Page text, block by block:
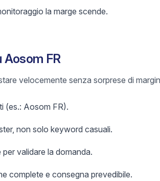
la marge scende.
FR
velocemente senza sorprese di
(es.: Aosom FR).
non solo keyword casuali.
validare la domanda.
complete e consegna prevedibile.